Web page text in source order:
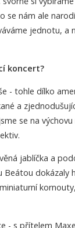
se nám ale
jednotu, a
koncert?
- tohle dílko
a
se na
jablíčka a
dokázaly
- s přítelem